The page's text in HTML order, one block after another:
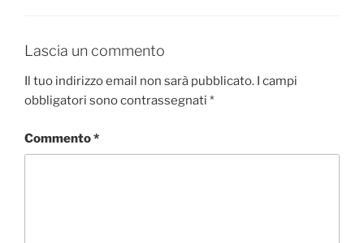
Lascia un commento
Il tuo indirizzo email non sarà pubblicato. I campi
obbligatori sono contrassegnati *
Commento*